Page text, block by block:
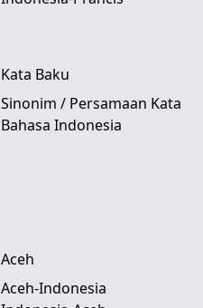
Kata Baku
Sinonim / Persamaan Kata
Bahasa Indonesia
Aceh
Aceh-Indonesia